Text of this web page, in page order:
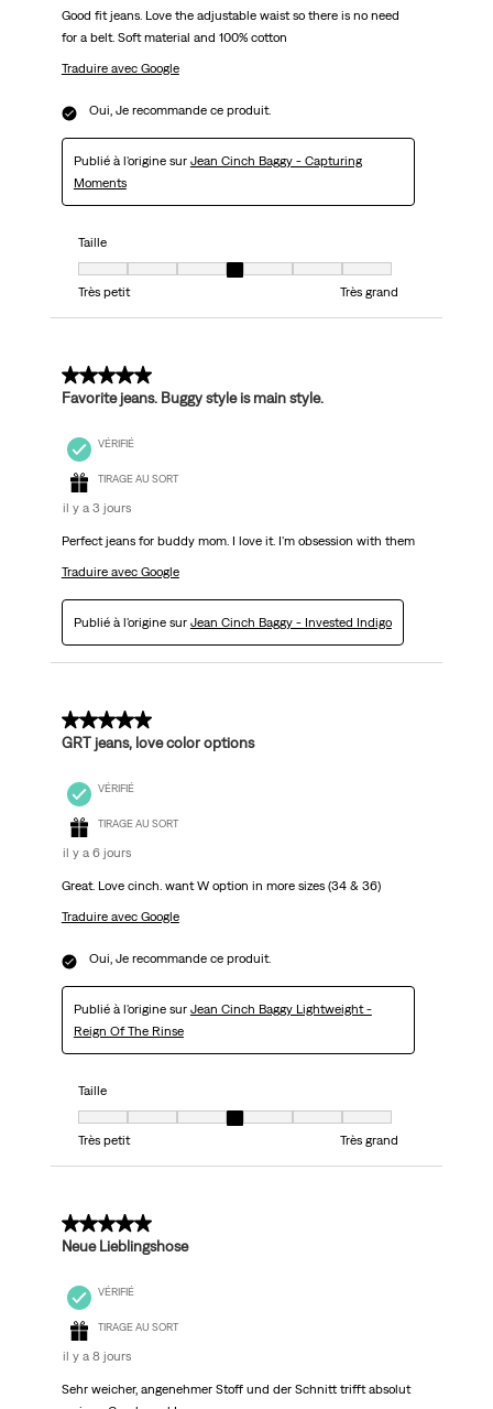
Good fit jeans. Love the adjustable waist so there is no need
for a belt. Soft material and 100% cotton
Traduire avec Google
Oui, Je recommande ce produit.
Publié à l'origine sur Jean Cinch Baggy - Capturing
Moments
Taille
Taille, 4 sur 7, où 1 est égal à Très petit et 7 est égal à Très grand
Très petit
Très grand
5 sur 5 étoiles.
Favorite jeans. Buggy style is main style.
VÉRIFIÉ
TIRAGE AU SORT
il y a 3 jours
Perfect jeans for buddy mom. I love it. I'm obsession with them
Traduire avec Google
Publié à l'origine sur Jean Cinch Baggy - Invested Indigo
5 sur 5 étoiles.
GRT jeans, love color options
VÉRIFIÉ
TIRAGE AU SORT
il y a 6 jours
Great. Love cinch. want W option in more sizes (34 & 36)
Traduire avec Google
Oui, Je recommande ce produit.
Publié à l'origine sur Jean Cinch Baggy Lightweight -
Reign Of The Rinse
Taille
Taille, 4 sur 7, où 1 est égal à Très petit et 7 est égal à Très grand
Très petit
Très grand
5 sur 5 étoiles.
Neue Lieblingshose
VÉRIFIÉ
TIRAGE AU SORT
il y a 8 jours
Sehr weicher, angenehmer Stoff und der Schnitt trifft absolut